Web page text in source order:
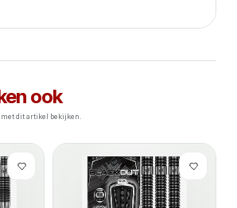
ook
dit artikel bekijken.